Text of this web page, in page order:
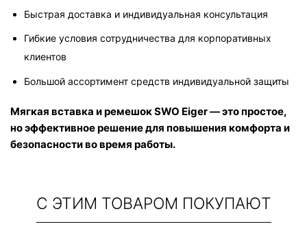
Быстрая доставка и индивидуальная консультация
Гибкие условия сотрудничества для корпоративных
клиентов
Большой ассортимент средств индивидуальной защиты
Мягкая вставка и ремешок SWO Eiger — это простое,
но эффективное решение для повышения комфорта и
безопасности во время работы.
С ЭТИМ ТОВАРОМ ПОКУПАЮТ